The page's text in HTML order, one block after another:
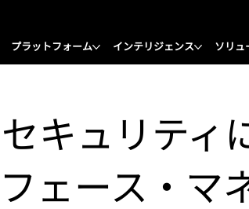
プラットフォーム インテリジェンス ソリュ
キュリティ
ェース・マ